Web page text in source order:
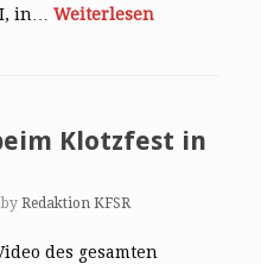
in… Weiterlesen
Klotzfest in
by Redaktion KFSR
des gesamten